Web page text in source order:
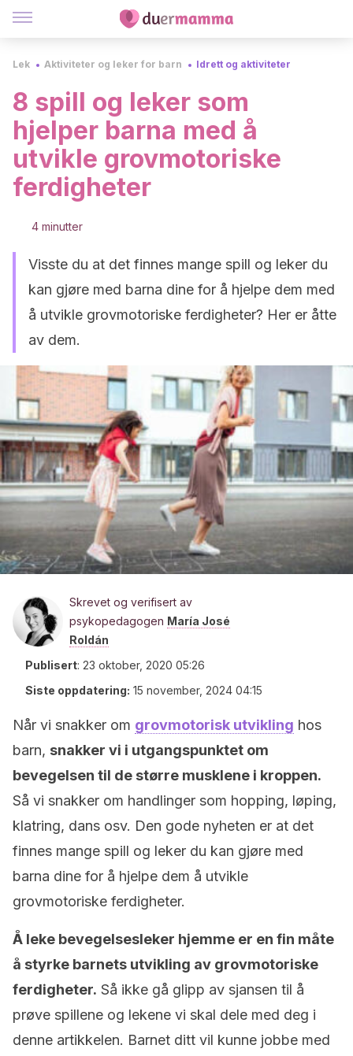
Lek Aktiviteter og leker for barn Idrett og aktiviteter
8 spill og leker som
hjelper barna med å
utvikle grovmotoriske
ferdigheter
4 minutter
Visste du at det finnes mange spill og leker du
kan gjøre med barna dine for å hjelpe dem med
å utvikle grovmotoriske ferdigheter? Her er åtte
av dem.
Skrevet og verifisert av
psykopedagogen María José
Roldán
Publisert: 23 oktober, 2020 05:26
Siste oppdatering: 15 november, 2024 04:15
Når vi snakker om grovmotorisk utvikling hos
barn, snakker vi i utgangspunktet om
bevegelsen til de større musklene i kroppen.
Så vi snakker om handlinger som hopping, løping,
klatring, dans osv. Den gode nyheten er at det
finnes mange spill og leker du kan gjøre med
barna dine for å hjelpe dem å utvikle
grovmotoriske ferdigheter.
Å leke bevegelsesleker hjemme er en fin måte
å styrke barnets utvikling av grovmotoriske
ferdigheter. Så ikke gå glipp av sjansen til å
prøve spillene og lekene vi skal dele med deg i
denne artikkelen. Barnet ditt vil kunne jobbe med